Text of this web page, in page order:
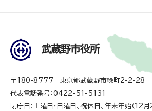
武蔵野市役所
〒180-8777 東京都武蔵野市緑町2-2-28
代表電話番号：0422-51-5131
閉庁日：土曜日・日曜日、祝休日、年末年始（12